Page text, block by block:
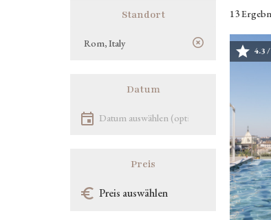
Standort
Datum
Datum auswählen
Preis
13
Bild
4.3